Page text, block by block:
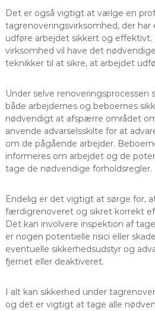
Det er også vigtigt at vælge en
tagrenoveringsvirksomhed, der har
udføre arbejdet sikkert og effektivt.
virksomhed vil have det
teknikker til at sikre, at arbejdet
Under selve renoveringsprocessen
både arbejdernes og beboernes
nødvendigt at afspærre området
anvende advarselsskilte for at
om de pågående arbejder.
informeres om arbejdet og de
tage de nødvendige forholdsregler.
Endelig er det vigtigt at sørge for,
færdigrenoveret og sikret korrekt
Det kan involvere inspektion af
er nogen potentielle risici eller
eventuelle sikkerhedsudstyr og
fjernet eller deaktiveret.
I alt kan sikkerhed under
og det er vigtigt at tage alle